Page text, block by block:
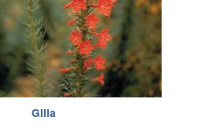
Gilia